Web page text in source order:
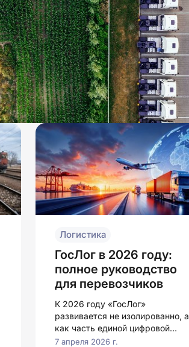
Логистика
ГосЛог в 2026 году:
полное руководство
для перевозчиков
К 2026 году «ГосЛог»
развивается не изолированно, а
как часть единой цифровой
экосистемы.
7 апреля 2026 г.